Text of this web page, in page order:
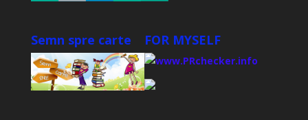
Semn spre carte FOR MYSELF